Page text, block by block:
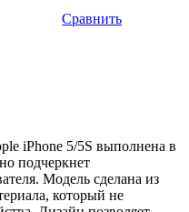
Сравнить
iPhone 5/5S выполнена в
подчеркнет
Модель сделана из
который не